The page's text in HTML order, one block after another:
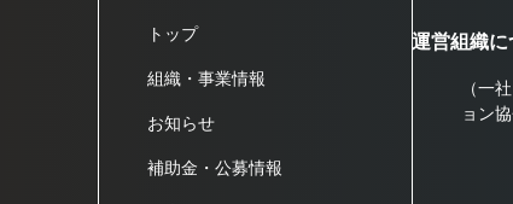
トップ
組織・事業情報
お知らせ
補助金・公募情報
運営組織に
（一
ョン